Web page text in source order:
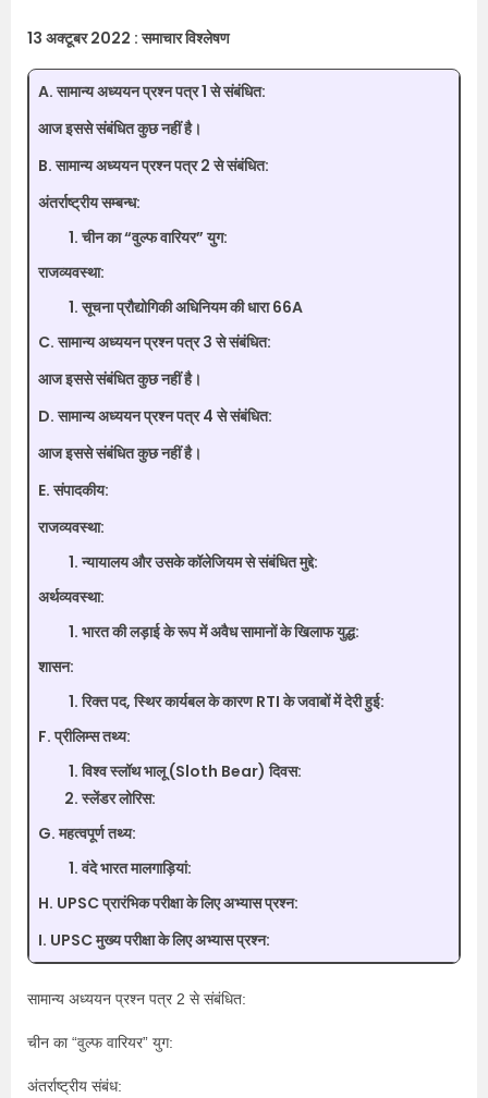
13 अक्टूबर 2022 : समाचार विश्लेषण
A. सामान्य अध्ययन प्रश्न पत्र 1 से संबंधित:
आज इससे संबंधित कुछ नहीं है।
B. सामान्य अध्ययन प्रश्न पत्र 2 से संबंधित:
अंतर्राष्ट्रीय सम्बन्ध:
चीन का “वुल्फ वारियर” युग:
राजव्यवस्था:
सूचना प्रौद्योगिकी अधिनियम की धारा 66A
C. सामान्य अध्ययन प्रश्न पत्र 3 से संबंधित:
आज इससे संबंधित कुछ नहीं है।
D. सामान्य अध्ययन प्रश्न पत्र 4 से संबंधित:
आज इससे संबंधित कुछ नहीं है।
E. संपादकीय:
राजव्यवस्था:
न्यायालय और उसके कॉलेजियम से संबंधित मुद्दे:
अर्थव्यवस्था:
भारत की लड़ाई के रूप में अवैध सामानों के खिलाफ युद्ध:
शासन:
रिक्त पद, स्थिर कार्यबल के कारण RTI के जवाबों में देरी हुई:
F. प्रीलिम्स तथ्य:
विश्व स्लॉथ भालू (Sloth Bear) दिवस:
स्लेंडर लोरिस:
G. महत्वपूर्ण तथ्य:
वंदे भारत मालगाड़ियां:
H. UPSC प्रारंभिक परीक्षा के लिए अभ्यास प्रश्न:
I. UPSC मुख्य परीक्षा के लिए अभ्यास प्रश्न:
सामान्य अध्ययन प्रश्न पत्र 2 से संबंधित:
चीन का “वुल्फ वारियर” युग:
अंतर्राष्ट्रीय संबंध: